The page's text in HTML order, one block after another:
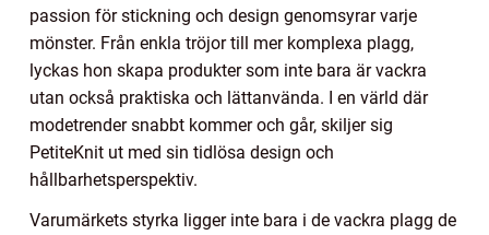
passion för stickning och design genomsyrar varje
mönster. Från enkla tröjor till mer komplexa plagg,
lyckas hon skapa produkter som inte bara är vackra
utan också praktiska och lättanvända. I en värld där
modetrender snabbt kommer och går, skiljer sig
PetiteKnit ut med sin tidlösa design och
hållbarhetsperspektiv.
Varumärkets styrka ligger inte bara i de vackra plagg de